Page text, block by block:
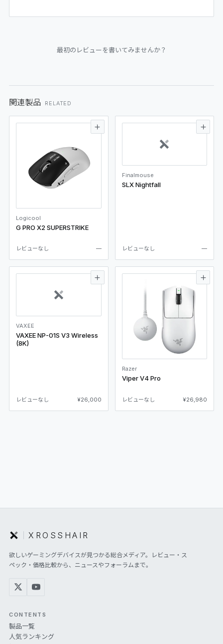
最初のレビューを書いてみませんか？
関連製品 RELATED
Logicool
G PRO X2 SUPERSTRIKE
レビューなし —
Finalmouse
SLX Nightfall
レビューなし —
VAXEE
VAXEE NP-01S V3 Wireless
(8K)
レビューなし ¥26,000
Razer
Viper V4 Pro
レビューなし ¥26,980
XROSSHAIR
欲しいゲーミングデバイスが見つかる総合メディア。レビュー・ス
ペック・価格比較から、ニュースやフォーラムまで。
CONTENTS
製品一覧
人気ランキング